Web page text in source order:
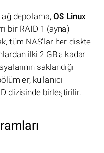
ağ depolama,OS Linux
bir RAID 1 (ayna)
tüm NAS'lar her diskte
ilki 2 GB'a kadar
saklandığı
kullanıcı
dizisinde birleştirilir.